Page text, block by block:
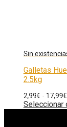
Galletas
2.5kg
2,99€ - 17,99€
Seleccionar